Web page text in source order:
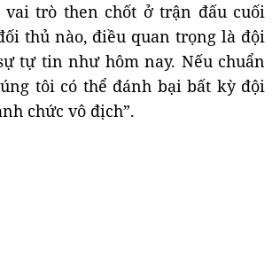
vai trò then chốt ở trận đấu cuối
thủ nào, điều quan trọng là đội
tự tin như hôm nay. Nếu chuẩn
tôi có thể đánh bại bất kỳ đội
chức vô địch”.